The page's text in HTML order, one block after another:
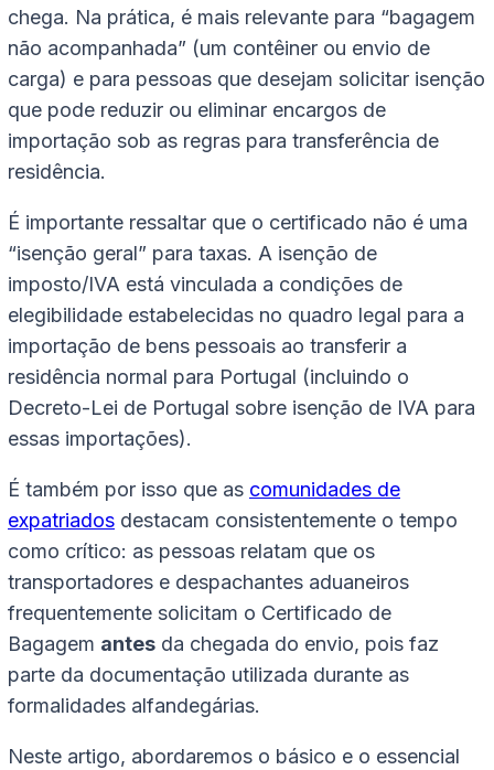
chega. Na prática, é mais relevante para “bagagem
não acompanhada” (um contêiner ou envio de
carga) e para pessoas que desejam solicitar isenção
que pode reduzir ou eliminar encargos de
importação sob as regras para transferência de
residência.
É importante ressaltar que o certificado não é uma
“isenção geral” para taxas. A isenção de
imposto/IVA está vinculada a condições de
elegibilidade estabelecidas no quadro legal para a
importação de bens pessoais ao transferir a
residência normal para Portugal (incluindo o
Decreto-Lei de Portugal sobre isenção de IVA para
essas importações).
É também por isso que as comunidades de
expatriados destacam consistentemente o tempo
como crítico: as pessoas relatam que os
transportadores e despachantes aduaneiros
frequentemente solicitam o Certificado de
Bagagem antes da chegada do envio, pois faz
parte da documentação utilizada durante as
formalidades alfandegárias.
Neste artigo, abordaremos o básico e o essencial